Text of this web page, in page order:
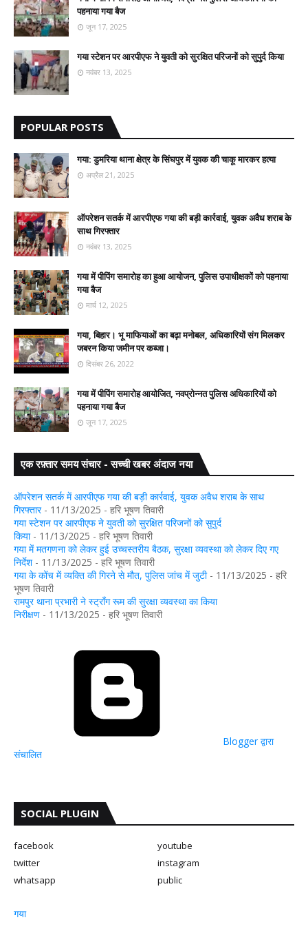
पहनाया गया बैज
जून 17, 2025
गया स्टेशन पर आरपीएफ ने युवती को सुरक्षित परिजनों को सुपुर्द किया
नवंबर 13, 2025
POPULAR POSTS
गया: डुमरिया थाना क्षेत्र के सिंघपुर में युवक की चाकू मारकर हत्या
अप्रैल 21, 2025
ऑपरेशन सतर्क में आरपीएफ गया की बड़ी कार्रवाई, युवक अवैध शराब के
साथ गिरफ्तार
नवंबर 13, 2025
गया में पीपिंग समारोह का हुआ आयोजन, पुलिस उपाधीक्षकों को पहनाया
गया बैज
मार्च 12, 2025
गया, बिहार। भू माफियाओं का बढ़ा मनोबल, अधिकारियों संग मिलकर
जबरन किया जमीन पर कब्जा।
दिसंबर 26, 2022
गया में पीपिंग समारोह आयोजित, नवप्रोन्नत पुलिस अधिकारियों को
पहनाया गया बैज
जून 17, 2025
एक रफ़्तार समय संचार - सच्ची खबर अंदाज नया
ऑपरेशन सतर्क में आरपीएफ गया की बड़ी कार्रवाई, युवक अवैध शराब के साथ
गिरफ्तार- 11/13/2025 - हरि भूषण तिवारी
गया स्टेशन पर आरपीएफ ने युवती को सुरक्षित परिजनों को सुपुर्द
किया- 11/13/2025 - हरि भूषण तिवारी
गया में मतगणना को लेकर हुई उच्चस्तरीय बैठक, सुरक्षा व्यवस्था को लेकर दिए गए
निर्देश- 11/13/2025 - हरि भूषण तिवारी
गया के कोंच में व्यक्ति की गिरने से मौत, पुलिस जांच में जुटी- 11/13/2025 - हरि
भूषण तिवारी
रामपुर थाना प्रभारी ने स्ट्रॉंग रूम की सुरक्षा व्यवस्था का किया
निरीक्षण - 11/13/2025 - हरि भूषण तिवारी
Blogger द्वारा
संचालित
SOCIAL PLUGIN
facebook
youtube
twitter
instagram
whatsapp
public
गया